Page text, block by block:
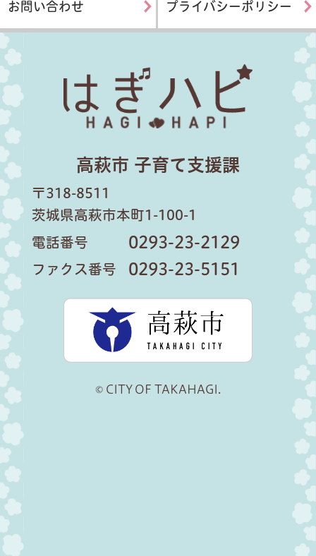
お問い合わせ プライバシーポリシー
はぎハピ
高萩市 子育て支援課
〒318-8511
茨城県高萩市本町1-100-1
電話番号 0293-23-2129
ファクス番号 0293-23-5151
高萩市
© CITY OF TAKAHAGI.